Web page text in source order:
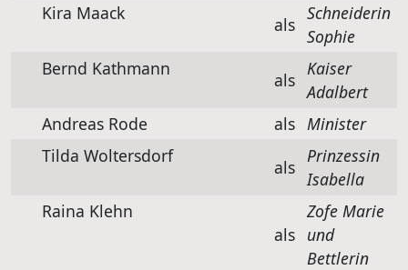
Kira Maack
als
Schneiderin
Sophie
Bernd Kathmann
als
Kaiser
Adalbert
Andreas Rode
als Minister
Tilda Woltersdorf
als
Prinzessin
Isabella
Raina Klehn
als
Zofe Marie
und
Bettlerin